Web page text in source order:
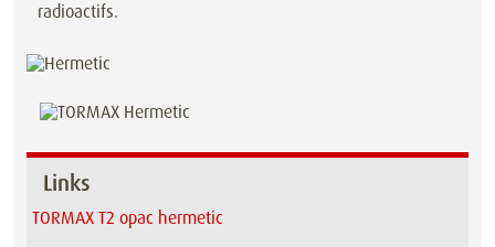
radioactifs.
Links
TORMAX T2 opac hermetic